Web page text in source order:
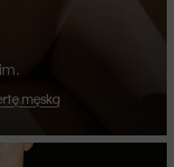
męską